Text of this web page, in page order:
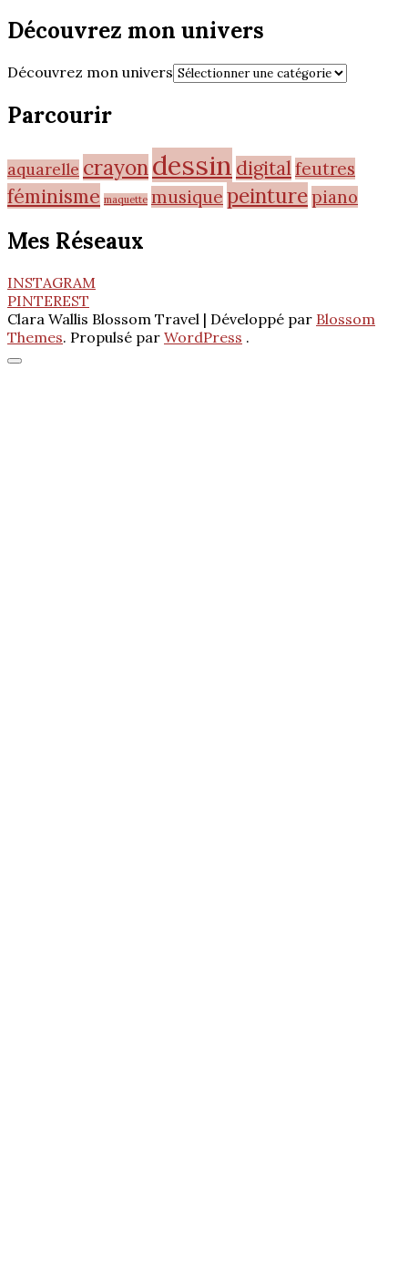
Découvrez mon univers
Découvrez mon univers
Parcourir
aquarelle crayondessin digitalfeutres
féminisme maquette musique peinturepiano
Mes Réseaux
INSTAGRAM
PINTEREST
Clara Wallis Blossom Travel | Développé par Blossom
Themes. Propulsé par WordPress .